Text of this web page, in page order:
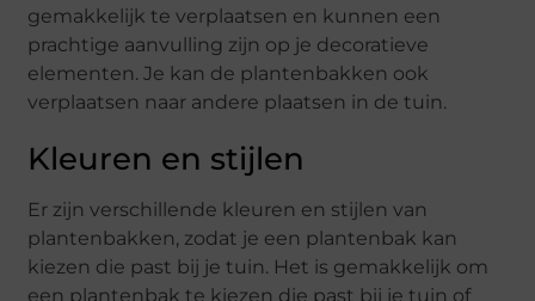
gemakkelijk te verplaatsen en kunnen een
prachtige aanvulling zijn op je decoratieve
elementen. Je kan de plantenbakken ook
verplaatsen naar andere plaatsen in de tuin.
Kleuren en stijlen
Er zijn verschillende kleuren en stijlen van
plantenbakken, zodat je een plantenbak kan
kiezen die past bij je tuin. Het is gemakkelijk om
een plantenbak te kiezen die past bij je tuin of